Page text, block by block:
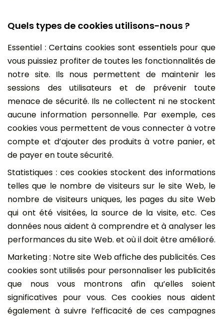
Quels types de cookies utilisons-nous ?
Essentiel : Certains cookies sont essentiels pour que
vous puissiez profiter de toutes les fonctionnalités de
notre site. Ils nous permettent de maintenir les
sessions des utilisateurs et de prévenir toute
menace de sécurité. Ils ne collectent ni ne stockent
aucune information personnelle. Par exemple, ces
cookies vous permettent de vous connecter à votre
compte et d’ajouter des produits à votre panier, et
de payer en toute sécurité.
Statistiques : ces cookies stockent des informations
telles que le nombre de visiteurs sur le site Web, le
nombre de visiteurs uniques, les pages du site Web
qui ont été visitées, la source de la visite, etc. Ces
données nous aident à comprendre et à analyser les
performances du site Web. et où il doit être amélioré.
Marketing : Notre site Web affiche des publicités. Ces
cookies sont utilisés pour personnaliser les publicités
que nous vous montrons afin qu’elles soient
significatives pour vous. Ces cookies nous aident
également à suivre l’efficacité de ces campagnes